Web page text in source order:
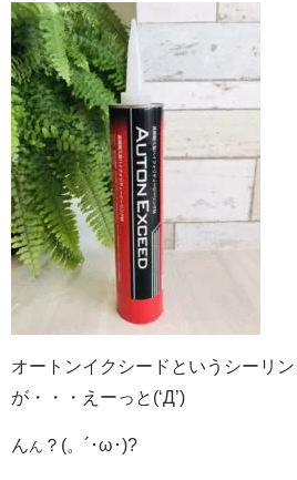
オートンイクシードというシーリ
が・・・えーっと(‘Д’)
んん ？(。´･ω･)?